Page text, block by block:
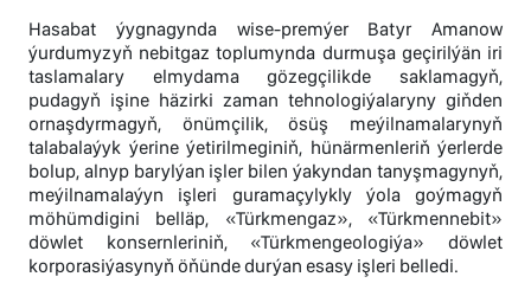
Hasabat ýygnagynda wise-premýer Batyr Amanow
ýurdumyzyň nebitgaz toplumynda durmuşa geçirilýän iri
taslamalary elmydama gözegçilikde saklamagyň,
pudagyň işine häzirki zaman tehnologiýalaryny giňden
ornaşdyrmagyň, önümçilik, ösüş meýilnamalarynyň
talabalaýyk ýerine ýetirilmeginiň, hünärmenleriň ýerlerde
bolup, alnyp barylýan işler bilen ýakyndan tanyşmagynyň,
meýilnamalaýyn işleri guramaçylykly ýola goýmagyň
möhümdigini belläp, «Türkmengaz», «Türkmennebit»
döwlet konsernleriniň, «Türkmengeologiýa» döwlet
korporasiýasynyň öňünde durýan esasy işleri belledi.